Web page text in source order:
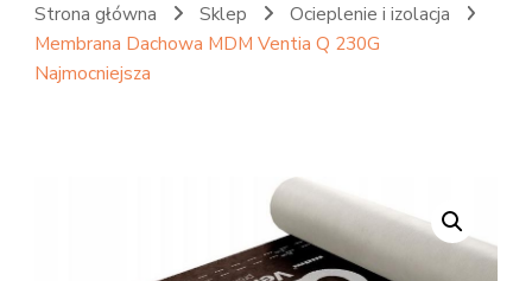
Strona główna Sklep
Ocieplenie i izolacja
Membrana Dachowa MDM Ventia Q 230G
Najmocniejsza